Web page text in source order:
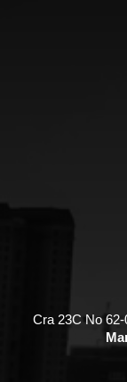
Cra 23C No